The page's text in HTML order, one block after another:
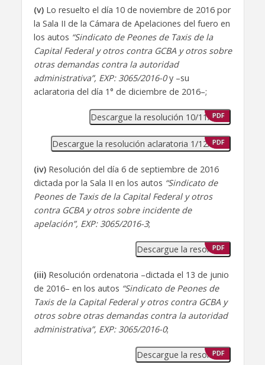
(v)Lo resuelto el día 10 de noviembre de 2016 por
la Sala II de la Cámara de Apelaciones del fuero en
los autos “Sindicato de Peones de Taxis de la
Capital Federal y otros contra GCBA y otros sobre
otras demandas contra la autoridad
administrativa”, EXP: 3065/2016-0y –su
aclaratoria del día 1° de diciembre de 2016–;
Descargue la resolución 10/11/2016
PDF
Descargue la resolución aclaratoria 1/12/2016
PDF
(iv)Resolución del día 6 de septiembre de 2016
dictada por la Sala II en los autos “Sindicato de
Peones de Taxis de la Capital Federal y otros
contra GCBA y otros sobre incidente de
apelación”, EXP: 3065/2016-3;
Descargue la resolución
PDF
(iii)Resolución ordenatoria –dictada el 13 de junio
de 2016– en los autos “Sindicato de Peones de
Taxis de la Capital Federal y otros contra GCBA y
otros sobre otras demandas contra la autoridad
administrativa”, EXP: 3065/2016-0;
Descargue la resolución
PDF